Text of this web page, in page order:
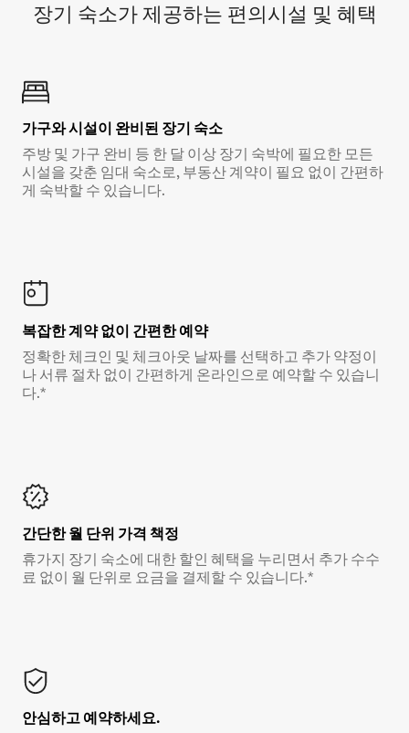
장기 숙소가 제공하는 편의시설 및 혜택
가구와 시설이 완비된 장기 숙소
주방 및 가구 완비 등 한 달 이상 장기 숙박에 필요한 모든
시설을 갖춘 임대 숙소로, 부동산 계약이 필요 없이 간편하
게 숙박할 수 있습니다.
복잡한 계약 없이 간편한 예약
정확한 체크인 및 체크아웃 날짜를 선택하고 추가 약정이
나 서류 절차 없이 간편하게 온라인으로 예약할 수 있습니
다.*
간단한 월 단위 가격 책정
휴가지 장기 숙소에 대한 할인 혜택을 누리면서 추가 수수
료 없이 월 단위로 요금을 결제할 수 있습니다.*
안심하고 예약하세요.